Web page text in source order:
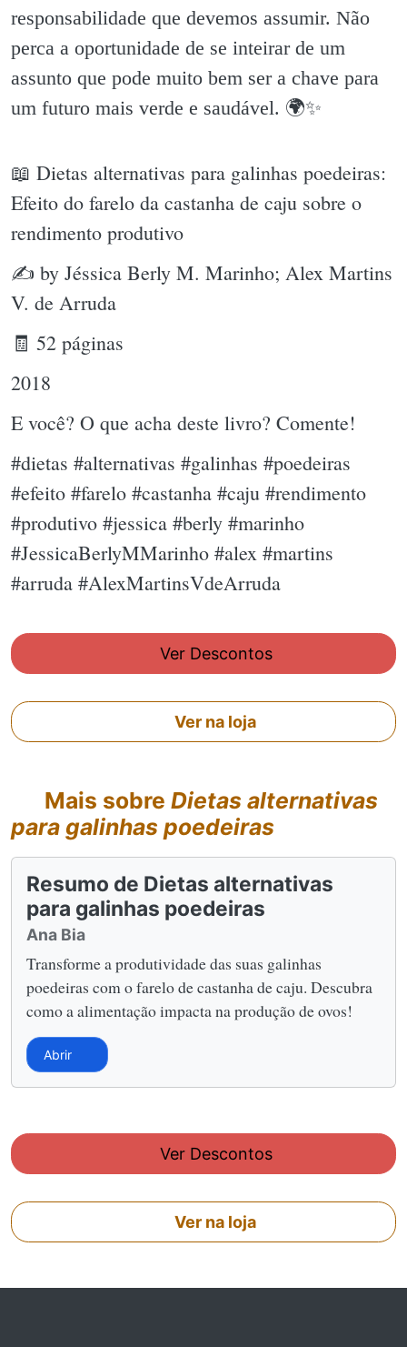
responsabilidade que devemos assumir. Não
perca a oportunidade de se inteirar de um
assunto que pode muito bem ser a chave para
um futuro mais verde e saudável. 🌍✨️
📖 Dietas alternativas para galinhas poedeiras:
Efeito do farelo da castanha de caju sobre o
rendimento produtivo
✍ by Jéssica Berly M. Marinho; Alex Martins
V. de Arruda
🧾 52 páginas
2018
E você? O que acha deste livro? Comente!
#dietas #alternativas #galinhas #poedeiras
#efeito #farelo #castanha #caju #rendimento
#produtivo #jessica #berly #marinho
#JessicaBerlyMMarinho #alex #martins
#arruda #AlexMartinsVdeArruda
Ver Descontos
Ver na loja
Mais sobre Dietas alternativas
para galinhas poedeiras
Resumo de Dietas alternativas
para galinhas poedeiras
Ana Bia
Transforme a produtividade das suas galinhas
poedeiras com o farelo de castanha de caju. Descubra
como a alimentação impacta na produção de ovos!
Abrir
Ver Descontos
Ver na loja